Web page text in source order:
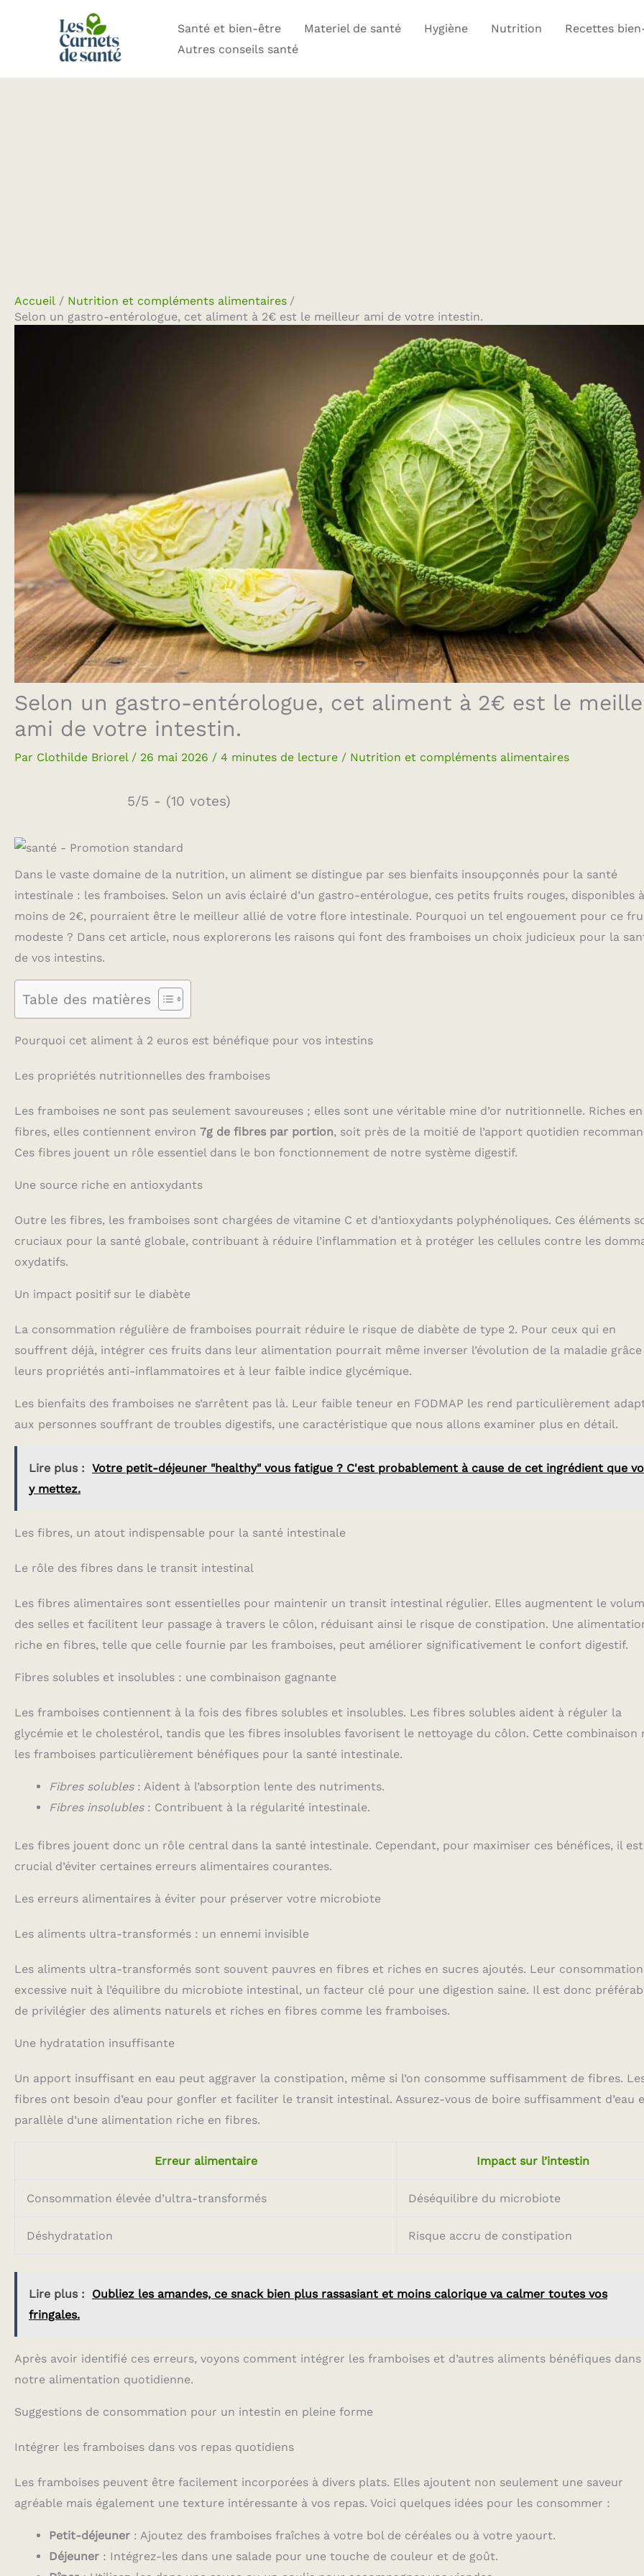
Santé et bien-être Materiel de santé Hygiène Nutrition Recettes
Autres conseils santé
Accueil
Nutrition et compléments alimentaires
Selon un gastro-entérologue, cet aliment à 2€ est le meilleur ami de votre intestin.
Selon un gastro-entérologue, cet aliment à 2€ est le
ami de votre intestin.
Par Clothilde Briorel / 26 mai 2026 / 4 minutes de lecture / Nutrition et compléments alimentaires
5/5 - (10 votes)
Dans le vaste domaine de la nutrition, un aliment se distingue par ses bienfaits insoupçonnés pour la santé
intestinale : les framboises. Selon un avis éclairé d’un gastro-entérologue, ces petits fruits rouges, disponibles à
moins de 2€, pourraient être le meilleur allié de votre flore intestinale. Pourquoi un tel engouement pour ce
modeste ? Dans cet article, nous explorerons les raisons qui font des framboises un choix judicieux pour la
de vos intestins.
Table des matières
Pourquoi cet aliment à 2 euros est bénéfique pour vos intestins
Les propriétés nutritionnelles des framboises
Les framboises ne sont pas seulement savoureuses ; elles sont une véritable mine d’or nutritionnelle. Riches en
fibres, elles contiennent environ 7g de fibres par portion, soit près de la moitié de l’apport quotidien
Ces fibres jouent un rôle essentiel dans le bon fonctionnement de notre système digestif.
Une source riche en antioxydants
Outre les fibres, les framboises sont chargées de vitamine C et d’antioxydants polyphénoliques. Ces éléments
cruciaux pour la santé globale, contribuant à réduire l’inflammation et à protéger les cellules contre les
oxydatifs.
Un impact positif sur le diabète
La consommation régulière de framboises pourrait réduire le risque de diabète de type 2. Pour ceux qui en
souffrent déjà, intégrer ces fruits dans leur alimentation pourrait même inverser l’évolution de la maladie grâce
leurs propriétés anti-inflammatoires et à leur faible indice glycémique.
Les bienfaits des framboises ne s’arrêtent pas là. Leur faible teneur en FODMAP les rend particulièrement
aux personnes souffrant de troubles digestifs, une caractéristique que nous allons examiner plus en détail.
Lire plus : Votre petit-déjeuner "healthy" vous fatigue ? C'est probablement à cause de cet ingrédient que
y mettez.
Les fibres, un atout indispensable pour la santé intestinale
Le rôle des fibres dans le transit intestinal
Les fibres alimentaires sont essentielles pour maintenir un transit intestinal régulier. Elles augmentent le
des selles et facilitent leur passage à travers le côlon, réduisant ainsi le risque de constipation. Une
riche en fibres, telle que celle fournie par les framboises, peut améliorer significativement le confort digestif.
Fibres solubles et insolubles : une combinaison gagnante
Les framboises contiennent à la fois des fibres solubles et insolubles. Les fibres solubles aident à réguler la
glycémie et le cholestérol, tandis que les fibres insolubles favorisent le nettoyage du côlon. Cette combinaison
les framboises particulièrement bénéfiques pour la santé intestinale.
Fibres solubles: Aident à l’absorption lente des nutriments.
Fibres insolubles: Contribuent à la régularité intestinale.
Les fibres jouent donc un rôle central dans la santé intestinale. Cependant, pour maximiser ces bénéfices, il est
crucial d’éviter certaines erreurs alimentaires courantes.
Les erreurs alimentaires à éviter pour préserver votre microbiote
Les aliments ultra-transformés : un ennemi invisible
Les aliments ultra-transformés sont souvent pauvres en fibres et riches en sucres ajoutés. Leur consommation
excessive nuit à l’équilibre du microbiote intestinal, un facteur clé pour une digestion saine. Il est donc
de privilégier des aliments naturels et riches en fibres comme les framboises.
Une hydratation insuffisante
Un apport insuffisant en eau peut aggraver la constipation, même si l’on consomme suffisamment de fibres.
fibres ont besoin d’eau pour gonfler et faciliter le transit intestinal. Assurez-vous de boire suffisamment d’eau
parallèle d’une alimentation riche en fibres.
Erreur alimentaire Impact sur l’intestin
Consommation élevée d’ultra-transformés Déséquilibre du microbiote
Déshydratation Risque accru de constipation
Lire plus :
Oubliez les amandes, ce snack bien plus rassasiant et moins calorique va calmer toutes vos
fringales.
Après avoir identifié ces erreurs, voyons comment intégrer les framboises et d’autres aliments bénéfiques dans
notre alimentation quotidienne.
Suggestions de consommation pour un intestin en pleine forme
Intégrer les framboises dans vos repas quotidiens
Les framboises peuvent être facilement incorporées à divers plats. Elles ajoutent non seulement une saveur
agréable mais également une texture intéressante à vos repas. Voici quelques idées pour les consommer :
Petit-déjeuner : Ajoutez des framboises fraîches à votre bol de céréales ou à votre yaourt.
Déjeuner : Intégrez-les dans une salade pour une touche de couleur et de goût.